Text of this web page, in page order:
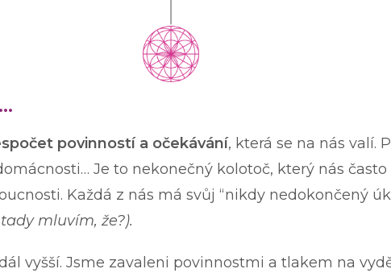
povinností a očekávání, která se na nás valí.
Je to nekonečný kolotoč, který nás
Každá z nás má svůj “nikdy nedokončený
mluvím, že?).
vyšší. Jsme zavaleni povinnostmi a tlakem na